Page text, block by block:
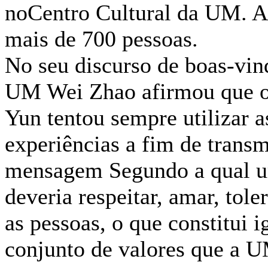
noCentro Cultural da UM.
mais de 700 pessoas.
No seu discurso de boas-
UM Wei Zhao afirmou que
Yun tentou sempre utilizar
experiências a fim de
mensagem Segundo a qual
deveria respeitar, amar,
as pessoas, o que constitui
conjunto de valores que a